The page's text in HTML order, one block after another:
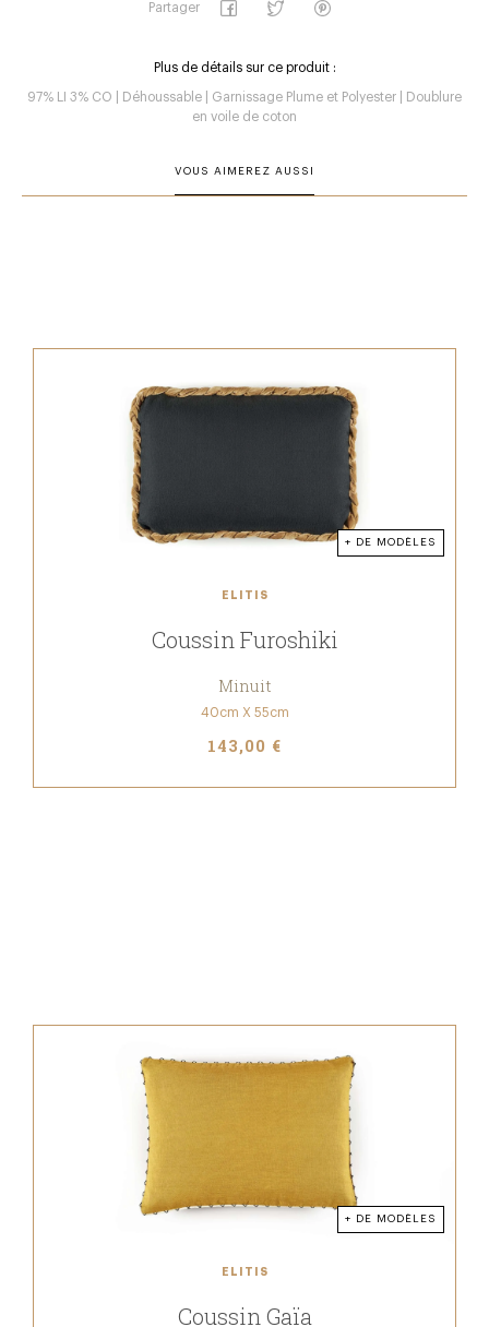
Partager
Plus de détails sur ce produit :
97% LI 3% CO | Déhoussable | Garnissage Plume et Polyester | Doublure
en voile de coton
VOUS AIMEREZ AUSSI
+ DE MODÈLES
ELITIS
Coussin Furoshiki
Minuit
40cm X 55cm
143,00 €
+ DE MODÈLES
ELITIS
Coussin Gaïa